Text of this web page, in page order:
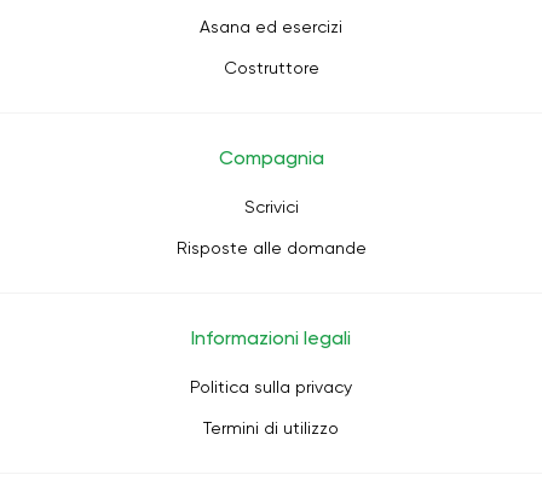
Asana ed esercizi
Costruttore
Compagnia
Scrivici
Risposte alle domande
Informazioni legali
Politica sulla privacy
Termini di utilizzo